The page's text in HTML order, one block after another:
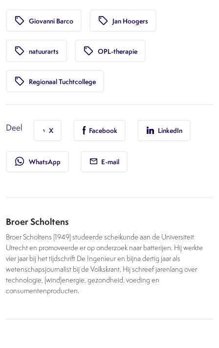
local_offer Giovanni Barco local_offer Jan Hoogers
local_offer natuurarts local_offer OPL-therapie
local_offer Regionaal Tuchtcollege
Deel X Facebook LinkedIn
whatsapp WhatsApp E-mail
Broer Scholtens
Broer Scholtens (1949) studeerde scheikunde aan de Universiteit
Utrecht en promoveerde er op onderzoek naar batterijen. Hij werkte
vier jaar bij het tijdschrift De Ingenieur en bijna dertig jaar als
wetenschapsjournalist bij de Volkskrant. Hij schreef jarenlang over
technologie, (wind)energie, gezondheid, voeding en
consumentenproducten.